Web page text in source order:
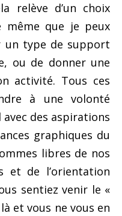
relève d’un choix
même que je peux
un type de support
ou de donner une
activité. Tous ces
à une volonté
avec des aspirations
graphiques du
libres de nos
et de l’orientation
sentiez venir le «
et vous ne vous en